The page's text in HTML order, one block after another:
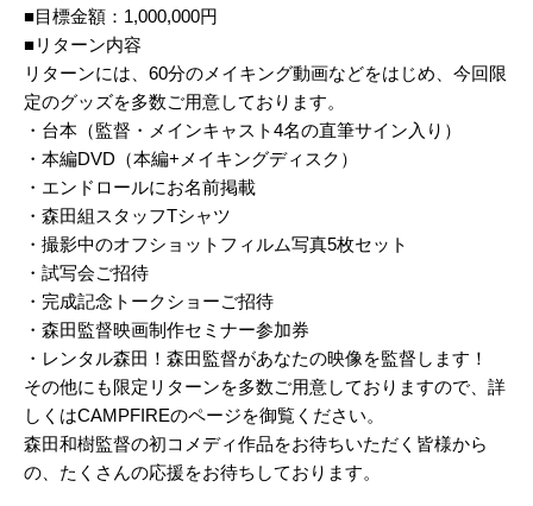
■目標金額：1,000,000円
■リターン内容
リターンには、60分のメイキング動画などをはじめ、今回限
定のグッズを多数ご用意しております。
・台本（監督・メインキャスト4名の直筆サイン入り）
・本編DVD（本編+メイキングディスク）
・エンドロールにお名前掲載
・森田組スタッフTシャツ
・撮影中のオフショットフィルム写真5枚セット
・試写会ご招待
・完成記念トークショーご招待
・森田監督映画制作セミナー参加券
・レンタル森田！森田監督があなたの映像を監督します！
その他にも限定リターンを多数ご用意しておりますので、詳
しくはCAMPFIREのページを御覧ください。
森田和樹監督の初コメディ作品をお待ちいただく皆様から
の、たくさんの応援をお待ちしております。